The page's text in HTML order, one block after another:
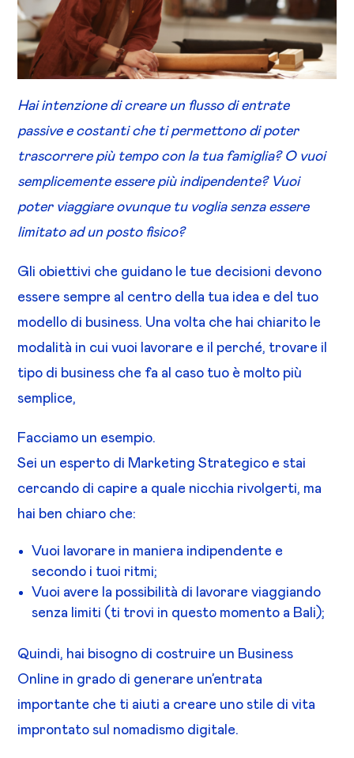
Hai intenzione di creare un flusso di entrate
passive e costanti che ti permettono di poter
trascorrere più tempo con la tua famiglia? O vuoi
semplicemente essere più indipendente? Vuoi
poter viaggiare ovunque tu voglia senza essere
limitato ad un posto fisico?
Gli obiettivi che guidano le tue decisioni devono
essere sempre al centro della tua idea e del tuo
modello di business. Una volta che hai chiarito le
modalità in cui vuoi lavorare e il perché, trovare il
tipo di business che fa al caso tuo è molto più
semplice,
Facciamo un esempio.
Sei un esperto di Marketing Strategico e stai
cercando di capire a quale nicchia rivolgerti, ma
hai ben chiaro che:
Vuoi lavorare in maniera indipendente e
secondo i tuoi ritmi;
Vuoi avere la possibilità di lavorare viaggiando
senza limiti (ti trovi in questo momento a Bali);
Quindi, hai bisogno di costruire un Business
Online in grado di generare un’entrata
importante che ti aiuti a creare uno stile di vita
improntato sul nomadismo digitale.